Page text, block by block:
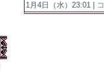
1月4日（水）23:01 |